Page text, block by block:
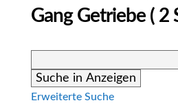
Gang Getriebe ( 2
nach:
Erweiterte Suche